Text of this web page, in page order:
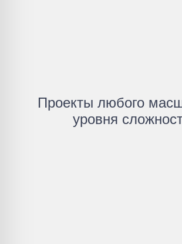
Проекты любого
уровня